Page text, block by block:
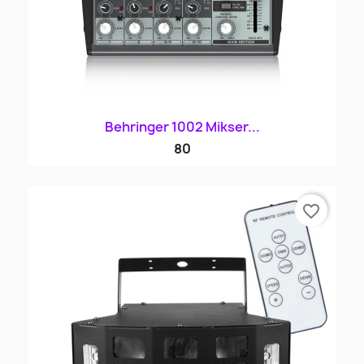
Behringer 1002 Mikser...
80
favorite_border